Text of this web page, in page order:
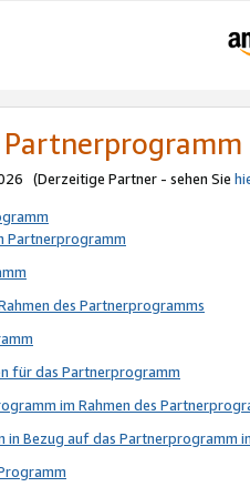
(Derzeitige Partner - sehen Sie
Partnerprogramm
des Partnerprogramms
für das Partnerprogramm
im Rahmen des
in Bezug auf das Partnerprogramm